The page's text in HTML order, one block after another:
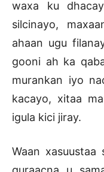
waxa ku
silcinayo,
ahaan ugu
gooni ah ka
murankan iyo
kacayo, xitaa
igula kici jiray.
Waan